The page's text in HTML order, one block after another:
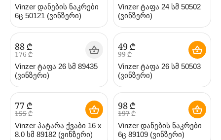
Vinzer დანების ნაკრები
6ც 50121 (ვინზერი)
Vinzer ტაფა 24 სმ 50502
(ვინზერი)
‍88‍ ₾
‍176‍₾
Vinzer ტაფა 26 სმ 89435
(ვინზერი)
‍49‍ ₾
‍99‍₾
Vinzer ტაფა 26 სმ 50503
(ვინზერი)
‍77‍₾
‍155‍₾
Vinzer პატარა ქვაბი 16 х
8.0 სმ 89182 (ვინზერი)
‍98‍₾
‍197‍₾
Vinzer დანების ნაკრები
6ც 89109 (ვინზერი)